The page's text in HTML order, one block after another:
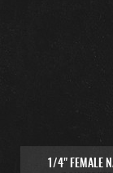
1/4" FEMALE